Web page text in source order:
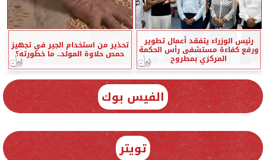
رئيس الوزراء يتفقد أعمال تطوير
ورفع كفاءة مستشفى رأس الحكمة
المركزي بمطروح
تحذير من استخدام الجير في تجهيز
حمص حلاوة المولد.. ما خطورته؟
الفيس بوك
تويتر